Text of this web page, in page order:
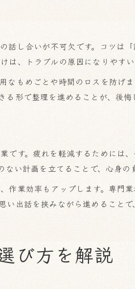
類を見逃さない遺品整理の視点
品整理で大切な重要書類の探し方
落としがちな遺品整理の書類管理
品整理で必要な書類と保管のコツ
敗しない遺品整理の書類チェック
し合いが不可欠です。コツは
、トラブルの原因になりやすい
なもめごとや時間のロスを防げ
形で整理を進めることが、後悔
す。疲れを軽減するためには
い計画を立てることで、心身の
作業効率もアップします。専門
出話を挟みながら進めることで
び方を解説
お気軽にご相談ください